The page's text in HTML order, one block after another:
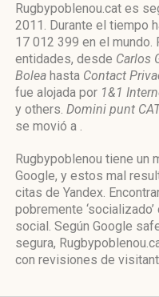
Rugbypoblenou.cat es
2011. Durante el tiempo
17 012 399 en el mundo.
entidades, desde Carlos
Bolea hasta Contact
fue alojada por 1&1
y others. Domini punt
se movió a .
Rugbypoblenou tiene un
Google, y estos mal
citas de Yandex.
pobremente
social. Según Google
segura,
con revisiones de